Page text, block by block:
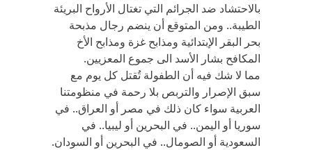
بالاحتشاد ضد الجرائم التي تغتال الأرواح البريئة
الطيبة.. ومن المتوقع أن ينضم رجال مذبحة
بحر البقر الإبتدائية ومذابح غزة ومذابح الأخ
المكافح بشار الأسد الى جموع المعزيين.
مما لا شك فيه أن الطفولة تُقتل كل يوم مع
سبق الإصرار والتربص بلا رحمة في منظومتنا
العربية سواء كان ذلك في مصر أو العراق.. في
سوريا أو اليمن.. في البحرين أو ليبيا.. في
السعودية أو الصومال.. في البحرين أو السودان.